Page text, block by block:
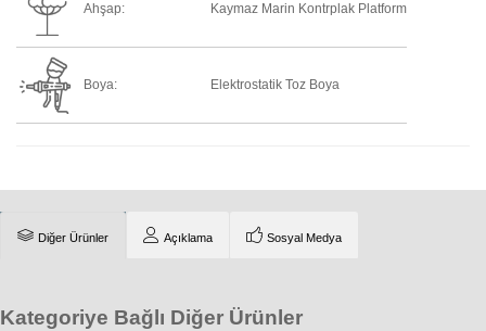
Ahşap: Kaymaz Marin Kontrplak Platform
Boya: Elektrostatik Toz Boya
Diğer Ürünler Açıklama Sosyal Medya
Kategoriye Bağlı Diğer Ürünler